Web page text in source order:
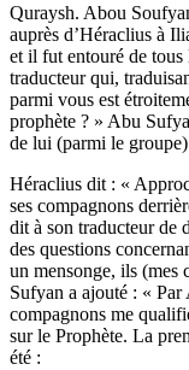
Quraysh. Abou
auprès d’Héraclius à
et il fut entouré de tous
traducteur qui,
parmi vous est
prophète ? » Abu
de lui (parmi le
Héraclius dit : «
ses compagnons
dit à son traducteur de
des questions
un mensonge, ils (mes
Sufyan a ajouté : « Par
compagnons me
sur le Prophète. La
été :